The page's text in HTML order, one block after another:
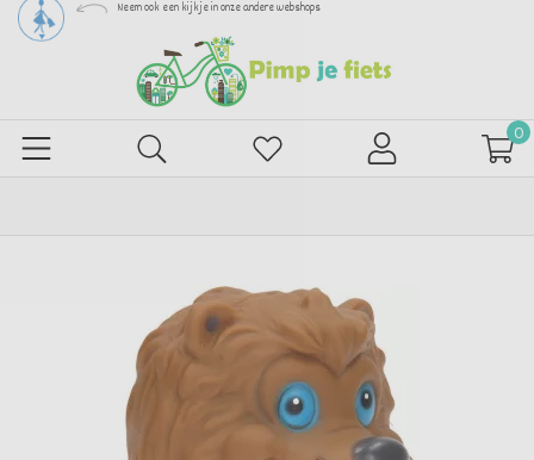
Neem ook een kijkje in onze andere webshops
0